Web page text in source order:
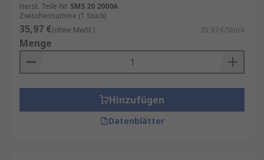
Herst. Teile-Nr. SMS 20 2000A
Zwischensumme (1 Stück)
35,97 €(ohne MwSt.) 35,97 €/Stück
Menge
Hinzufügen
Datenblätter